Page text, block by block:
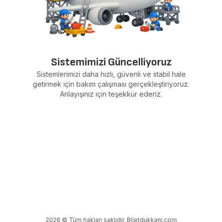
Sistemimizi Güncelliyoruz
Sistemlerimizi daha hızlı, güvenli ve stabil hale
getirmek için bakım çalışması gerçekleştiriyoruz.
Anlayışınız için teşekkür ederiz.
2026 © Tüm hakları saklıdır. Biletdukkani.com